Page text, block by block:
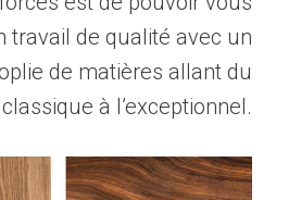
travail de qualité avec un
de matières allant du
classique à l’exceptionnel.